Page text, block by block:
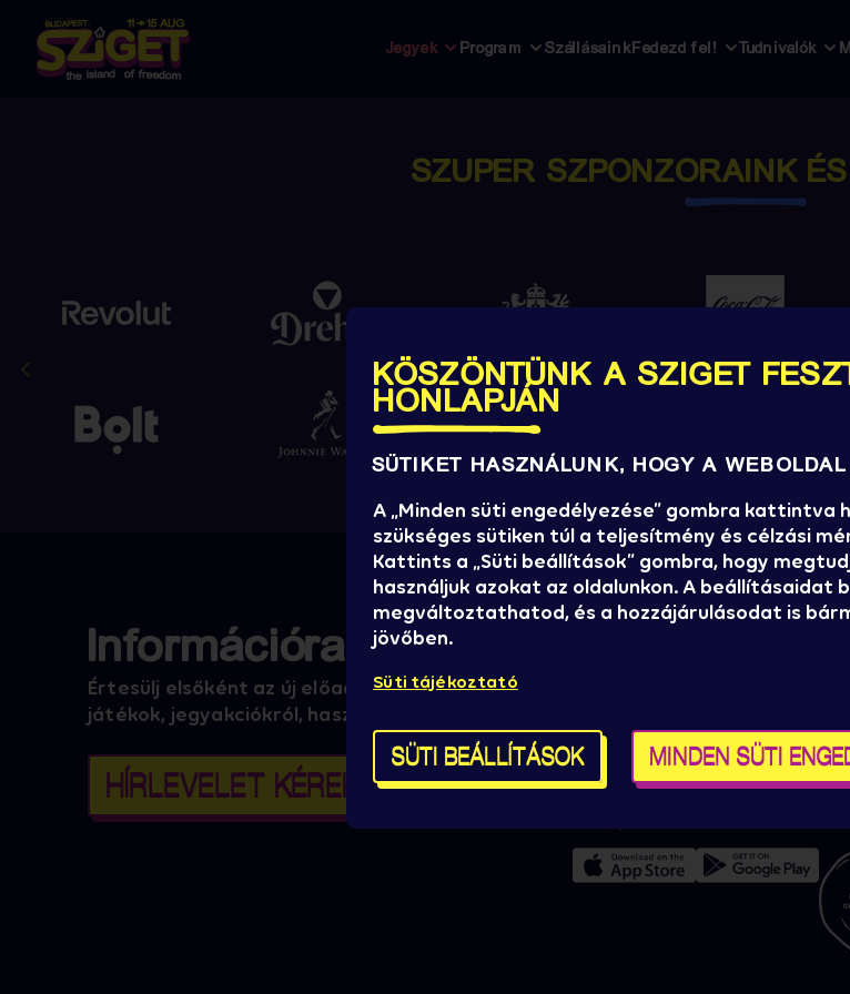
Jegyek Program SzállásainkFedezd fel! Tudnivalók
SZUPER SZPONZORAINK
Információra éhezel?
Értesülj elsőként az új előadókról, promóciókról,
játékok, jegyakciókról, hasznos infókról!
HÍRLEVELET KÉREK
Kereskedelmi pályázat
Kapcsolat
Süti beállítások
KÖSZÖNTÜNK A SZIGET
HONLAPJÁN
SÜTIKET HASZNÁLUNK, HOGY A
A „Minden süti engedélyezése” gombra kattintva
szükséges sütiken túl a teljesítmény és célzási
Kattints a „Süti beállítások” gombra, hogy
használjuk azokat az oldalunkon. A beállításaidat
megváltoztathatod, és a hozzájárulásodat is
jövőben.
Süti tájékoztató
SÜTI BEÁLLÍTÁSOK MINDEN SÜTI